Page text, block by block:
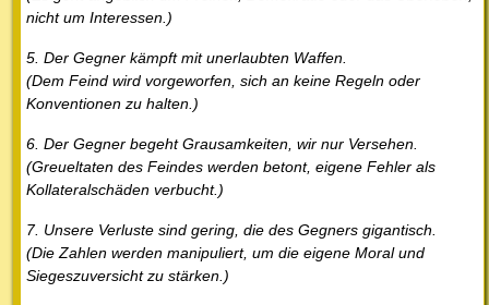
nicht um Interessen.)
5. Der Gegner kämpft mit unerlaubten Waffen.
(Dem Feind wird vorgeworfen, sich an keine Regeln oder
Konventionen zu halten.)
6. Der Gegner begeht Grausamkeiten, wir nur Versehen.
(Greueltaten des Feindes werden betont, eigene Fehler als
Kollateralschäden verbucht.)
7. Unsere Verluste sind gering, die des Gegners gigantisch.
(Die Zahlen werden manipuliert, um die eigene Moral und
Siegeszuversicht zu stärken.)